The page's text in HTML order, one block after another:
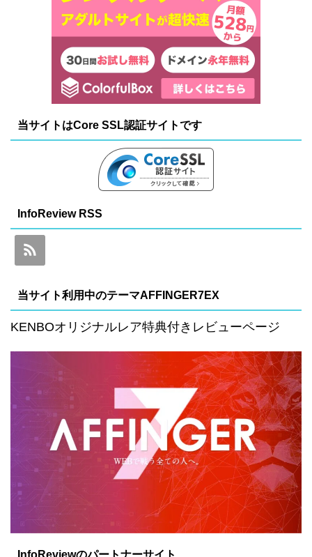
当サイトはCore SSL認証サイトです
InfoReview RSS
当サイト利用中のテーマAFFINGER7EX
KENBOオリジナルレア特典付きレビューページ